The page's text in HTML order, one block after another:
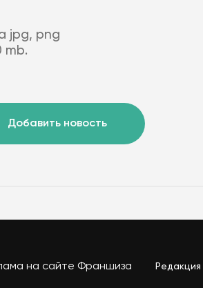
jpg, png
mb.
Добавить новость
на сайте Франшиза Редакция